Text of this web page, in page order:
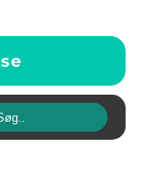
se